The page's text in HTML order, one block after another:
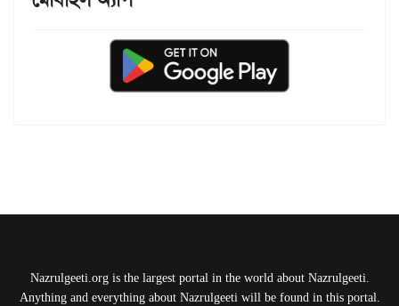
Nazrulgeeti.org is the largest portal in the world about Nazrulgeeti.
Anything and everything about Nazrulgeeti will be found in this portal.